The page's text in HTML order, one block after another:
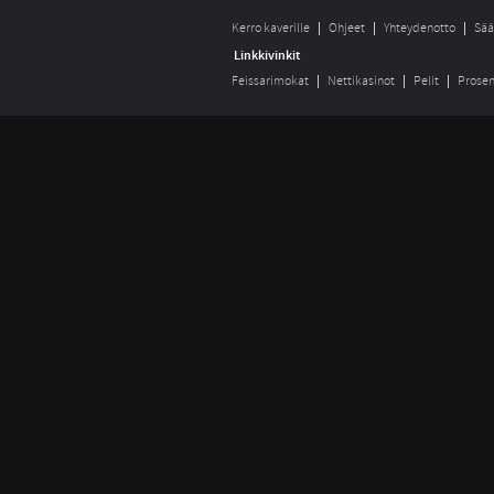
Kerro kaverille Ohjeet Yhteydenotto
Linkkivinkit
Feissarimokat Nettikasinot Pelit